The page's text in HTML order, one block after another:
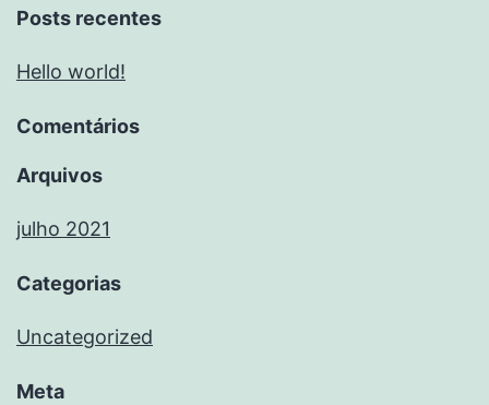
Posts recentes
Hello world!
Comentários
Arquivos
julho 2021
Categorias
Uncategorized
Meta